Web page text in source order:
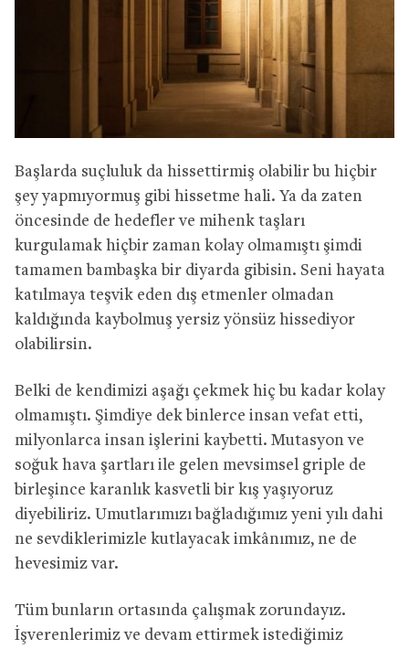
Başlarda suçluluk da hissettirmiş olabilir bu hiçbir
şey yapmıyormuş gibi hissetme hali. Ya da zaten
öncesinde de hedefler ve mihenk taşları
kurgulamak hiçbir zaman kolay olmamıştı şimdi
tamamen bambaşka bir diyarda gibisin. Seni hayata
katılmaya teşvik eden dış etmenler olmadan
kaldığında kaybolmuş yersiz yönsüz hissediyor
olabilirsin.
Belki de kendimizi aşağı çekmek hiç bu kadar kolay
olmamıştı. Şimdiye dek binlerce insan vefat etti,
milyonlarca insan işlerini kaybetti. Mutasyon ve
soğuk hava şartları ile gelen mevsimsel griple de
birleşince karanlık kasvetli bir kış yaşıyoruz
diyebiliriz. Umutlarımızı bağladığımız yeni yılı dahi
ne sevdiklerimizle kutlayacak imkânımız, ne de
hevesimiz var.
Tüm bunların ortasında çalışmak zorundayız.
İşverenlerimiz ve devam ettirmek istediğimiz